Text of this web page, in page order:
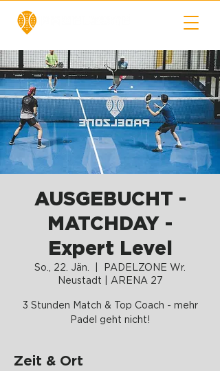
AUSGEBUCHT -
MATCHDAY -
Expert Level
So., 22. Jän.
PADELZONE Wr.
Neustadt | ARENA 27
3 Stunden Match & Top Coach - mehr
Padel geht nicht!
Zeit & Ort